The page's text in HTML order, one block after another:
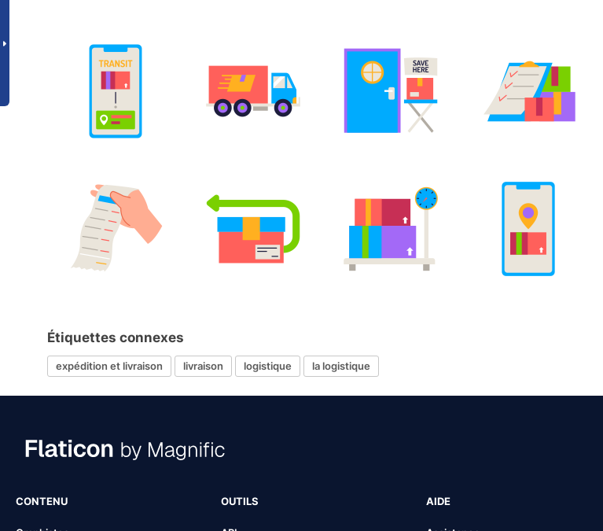
Étiquettes connexes
expédition et livraison livraison logistique la logistique
CONTENU OUTILS AIDE